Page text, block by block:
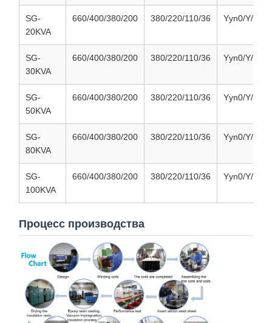
SG-
20KVA
660/400/380/200 380/220/110/36 Yyn0/Y/d/D/
SG-
30KVA
660/400/380/200 380/220/110/36 Yyn0/Y/d/D/
SG-
50KVA
660/400/380/200 380/220/110/36 Yyn0/Y/d/D/
SG-
80KVA
660/400/380/200 380/220/110/36 Yyn0/Y/d/D/
SG-
100KVA
660/400/380/200 380/220/110/36 Yyn0/Y/d/D/
Процесс производства